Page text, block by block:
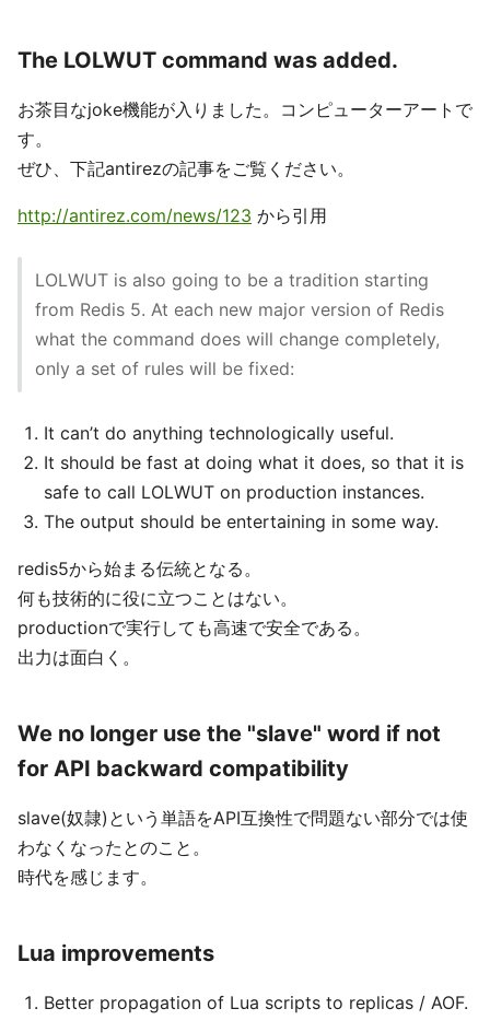
The LOLWUT command was added.
お茶目なjoke機能が入りました。コンピューターアートで
す。
ぜひ、下記antirezの記事をご覧ください。
http://antirez.com/news/123 から引用
LOLWUT is also going to be a tradition starting
from Redis 5. At each new major version of Redis
what the command does will change completely,
only a set of rules will be fixed:
It can’t do anything technologically useful.
It should be fast at doing what it does, so that it is
safe to call LOLWUT on production instances.
The output should be entertaining in some way.
redis5から始まる伝統となる。
何も技術的に役に立つことはない。
productionで実行しても高速で安全である。
出力は面白く。
We no longer use the "slave" word if not
for API backward compatibility
slave(奴隷)という単語をAPI互換性で問題ない部分では使
わなくなったとのこと。
時代を感じます。
Lua improvements
Better propagation of Lua scripts to replicas / AOF.